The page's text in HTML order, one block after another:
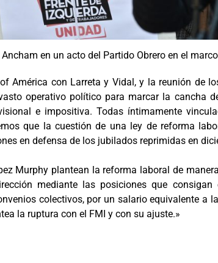
en un acto del Partido Obrero en el
América con Larreta y Vidal, y la reunión de
operativo político para marcar la cancha
e impositiva. Todas íntimamente
que la cuestión de una ley de reforma
en defensa de los jubilados reprimidas en
Murphy plantean la reforma laboral de
mediante las posiciones que
colectivos, por un salario equivalente a
la ruptura con el FMI y con su ajuste.»